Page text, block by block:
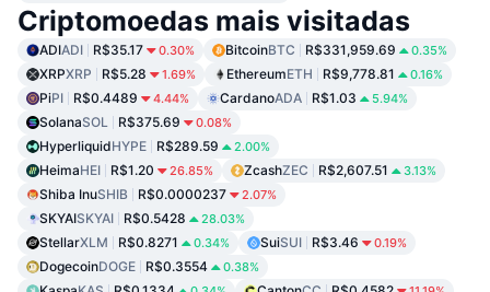
Criptomoedas mais visitadas
ADIADI R$35.17 0.30% BitcoinBTC R$331,959.69 0.35%
XRPXRP R$5.28 1.69% EthereumETH R$9,778.81 0.16%
PiPI R$0.4489 4.44% CardanoADA R$1.03 5.94%
SolanaSOL R$375.69 0.08%
HyperliquidHYPE R$289.59 2.00%
HeimaHEI R$1.20 26.85% ZcashZEC R$2,607.51 3.13%
Shiba InuSHIB R$0.0000237 2.07%
SKYAISKYAI R$0.5428 28.03%
StellarXLM R$0.8271 0.34% SuiSUI R$3.46 0.19%
DogecoinDOGE R$0.3554 0.38%